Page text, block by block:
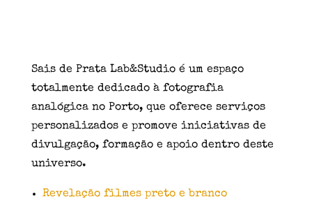
Sais de Prata Lab&Studio é um espaço
totalmente dedicado à fotografia
analógica no Porto, que oferece serviços
personalizados e promove iniciativas de
divulgação, formação e apoio dentro deste
universo.
Revelação filmes preto e branco